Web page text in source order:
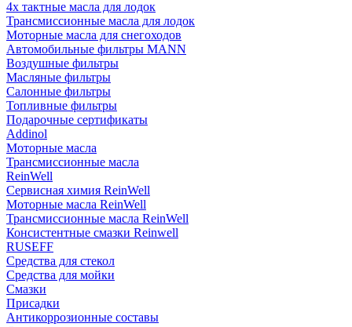
4х тактные масла для лодок
Трансмиссионные масла для лодок
Моторные масла для снегоходов
Автомобильные фильтры MANN
Воздушные фильтры
Масляные фильтры
Салонные фильтры
Топливные фильтры
Подарочные сертификаты
Addinol
Моторные масла
Трансмиссионные масла
ReinWell
Сервисная химия ReinWell
Моторные масла ReinWell
Трансмиссионные масла ReinWell
Консистентные смазки Reinwell
RUSEFF
Средства для стекол
Средства для мойки
Смазки
Присадки
Антикоррозионные составы